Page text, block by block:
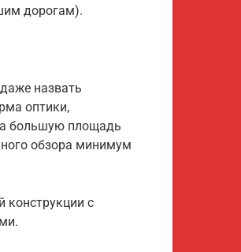
дорогам).
назвать
оптики,
большую площадь
обзора минимум
конструкции с